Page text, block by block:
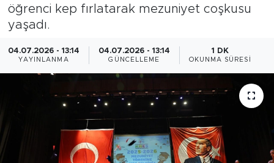
öğrenci kep fırlatarak mezuniyet coşkusu
yaşadı.
04.07.2026 - 13:14
YAYINLANMA
04.07.2026 - 13:14
GÜNCELLEME
1 DK
OKUNMA SÜRESI
Politika
Resmi İlanlar
Turizm